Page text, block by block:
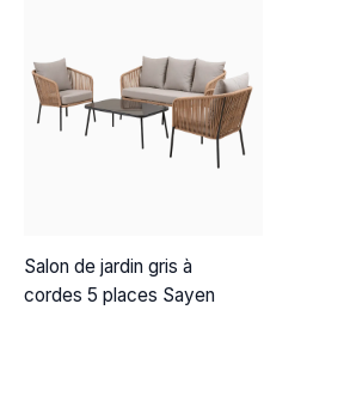
Salon de jardin gris à
cordes 5 places Sayen